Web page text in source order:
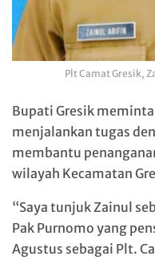
Plt Camat Gresik,
Bupati Gresik
menjalankan tugas
membantu
wilayah Kecamatan
“Saya tunjuk Zainul
Pak Purnomo yang
Agustus sebagai Plt.